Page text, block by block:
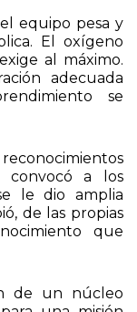
equipo pesa y
El oxígeno
al máximo.
adecuada
se
convocó a los
le dio amplia
de las propias
que